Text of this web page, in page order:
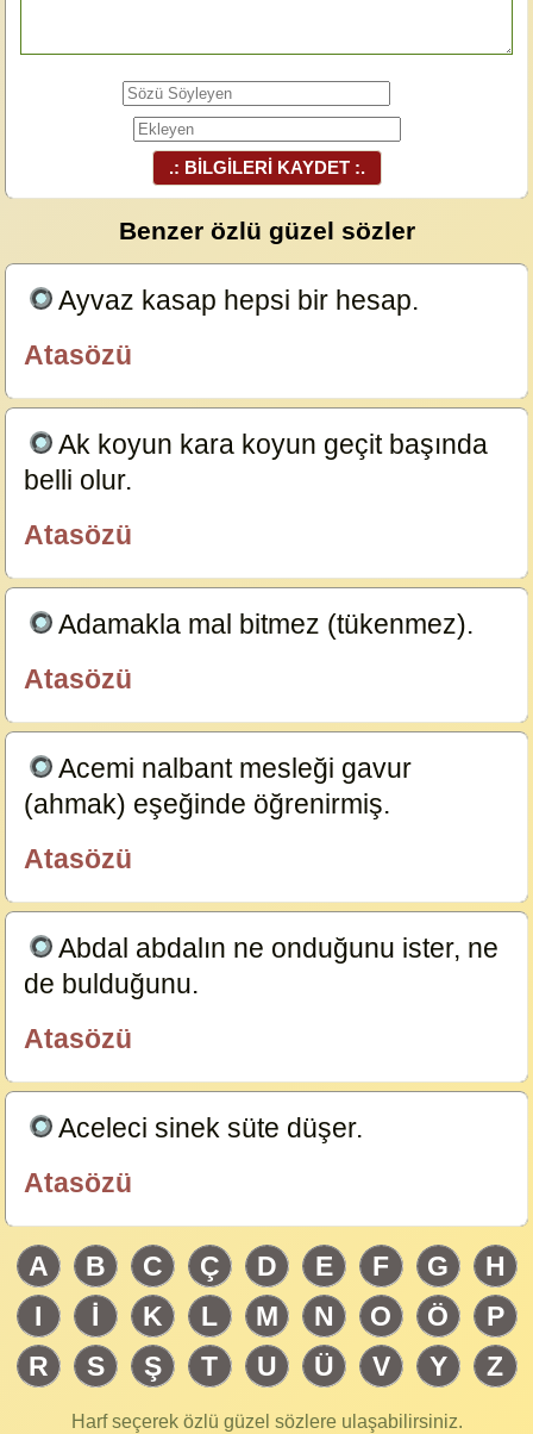
.: BİLGİLERİ KAYDET :.
Benzer özlü güzel sözler
Ayvaz kasap hepsi bir hesap.
Atasözü
Ak koyun kara koyun geçit başında
belli olur.
Atasözü
Adamakla mal bitmez (tükenmez).
Atasözü
Acemi nalbant mesleği gavur
(ahmak) eşeğinde öğrenirmiş.
Atasözü
Abdal abdalın ne onduğunu ister, ne
de bulduğunu.
Atasözü
Aceleci sinek süte düşer.
Atasözü
A B C Ç D E F G
H
I
İ K L M N O Ö
P
R
S Ş T U Ü V Y Z
Harf seçerek özlü güzel sözlere ulaşabilirsiniz.